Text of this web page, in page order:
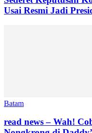
Usai Resmi Jadi
Batam
read news – Wah!